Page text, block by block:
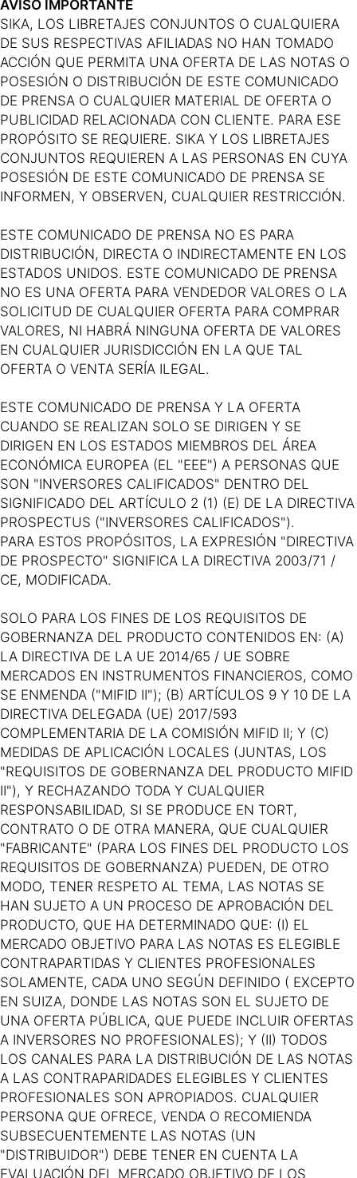
AVISO IMPORTANTE
SIKA, LOS LIBRETAJES CONJUNTOS O CUALQUIERA
DE SUS RESPECTIVAS AFILIADAS NO HAN TOMADO
ACCIÓN QUE PERMITA UNA OFERTA DE LAS NOTAS O
POSESIÓN O DISTRIBUCIÓN DE ESTE COMUNICADO
DE PRENSA O CUALQUIER MATERIAL DE OFERTA O
PUBLICIDAD RELACIONADA CON CLIENTE. PARA ESE
PROPÓSITO SE REQUIERE. SIKA Y LOS LIBRETAJES
CONJUNTOS REQUIEREN A LAS PERSONAS EN CUYA
POSESIÓN DE ESTE COMUNICADO DE PRENSA SE
INFORMEN, Y OBSERVEN, CUALQUIER RESTRICCIÓN.
ESTE COMUNICADO DE PRENSA NO ES PARA
DISTRIBUCIÓN, DIRECTA O INDIRECTAMENTE EN LOS
ESTADOS UNIDOS. ESTE COMUNICADO DE PRENSA
NO ES UNA OFERTA PARA VENDEDOR VALORES O LA
SOLICITUD DE CUALQUIER OFERTA PARA COMPRAR
VALORES, NI HABRÁ NINGUNA OFERTA DE VALORES
EN CUALQUIER JURISDICCIÓN EN LA QUE TAL
OFERTA O VENTA SERÍA ILEGAL.
ESTE COMUNICADO DE PRENSA Y LA OFERTA
CUANDO SE REALIZAN SOLO SE DIRIGEN Y SE
DIRIGEN EN LOS ESTADOS MIEMBROS DEL ÁREA
ECONÓMICA EUROPEA (EL "EEE") A PERSONAS QUE
SON "INVERSORES CALIFICADOS" DENTRO DEL
SIGNIFICADO DEL ARTÍCULO 2 (1) (E) DE LA DIRECTIVA
PROSPECTUS ("INVERSORES CALIFICADOS").
PARA ESTOS PROPÓSITOS, LA EXPRESIÓN "DIRECTIVA
DE PROSPECTO" SIGNIFICA LA DIRECTIVA 2003/71 /
CE, MODIFICADA.
SOLO PARA LOS FINES DE LOS REQUISITOS DE
GOBERNANZA DEL PRODUCTO CONTENIDOS EN: (A)
LA DIRECTIVA DE LA UE 2014/65 / UE SOBRE
MERCADOS EN INSTRUMENTOS FINANCIEROS, COMO
SE ENMENDA ("MIFID II"); (B) ARTÍCULOS 9 Y 10 DE LA
DIRECTIVA DELEGADA (UE) 2017/593
COMPLEMENTARIA DE LA COMISIÓN MIFID II; Y (C)
MEDIDAS DE APLICACIÓN LOCALES (JUNTAS, LOS
"REQUISITOS DE GOBERNANZA DEL PRODUCTO MIFID
II"), Y RECHAZANDO TODA Y CUALQUIER
RESPONSABILIDAD, SI SE PRODUCE EN TORT,
CONTRATO O DE OTRA MANERA, QUE CUALQUIER
"FABRICANTE" (PARA LOS FINES DEL PRODUCTO LOS
REQUISITOS DE GOBERNANZA) PUEDEN, DE OTRO
MODO, TENER RESPETO AL TEMA, LAS NOTAS SE
HAN SUJETO A UN PROCESO DE APROBACIÓN DEL
PRODUCTO, QUE HA DETERMINADO QUE: (I) EL
MERCADO OBJETIVO PARA LAS NOTAS ES ELEGIBLE
CONTRAPARTIDAS Y CLIENTES PROFESIONALES
SOLAMENTE, CADA UNO SEGÚN DEFINIDO ( EXCEPTO
EN SUIZA, DONDE LAS NOTAS SON EL SUJETO DE
UNA OFERTA PÚBLICA, QUE PUEDE INCLUIR OFERTAS
A INVERSORES NO PROFESIONALES); Y (II) TODOS
LOS CANALES PARA LA DISTRIBUCIÓN DE LAS NOTAS
A LAS CONTRAPARIDADES ELEGIBLES Y CLIENTES
PROFESIONALES SON APROPIADOS. CUALQUIER
PERSONA QUE OFRECE, VENDA O RECOMIENDA
SUBSECUENTEMENTE LAS NOTAS (UN
"DISTRIBUIDOR") DEBE TENER EN CUENTA LA
EVALUACIÓN DEL MERCADO OBJETIVO DE LOS